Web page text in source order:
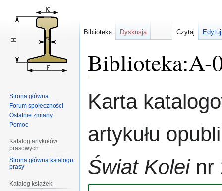
Biblioteka:A-
do
do
Karta
artykułu
Świat Koleinr
Biblioteka Dyskusja Czytaj
Strona główna
Forum społeczności
Ostatnie zmiany
Pomoc
Katalog artykułów
prasowych
Strona główna katalogu
prasy
Katalog książek